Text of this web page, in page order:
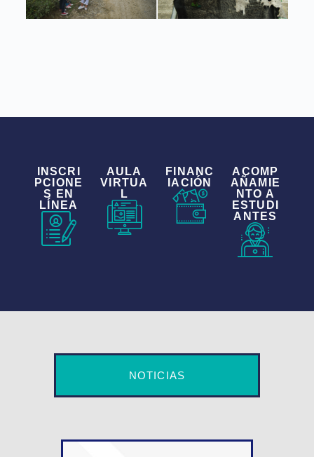
INSCRI
PCIONE
S EN
LÍNEA
AULA
VIRTUA
L
FINANC
IACIÓN
ACOMP
AÑAMIE
NTO A
ESTUDI
ANTES
NOTICIAS